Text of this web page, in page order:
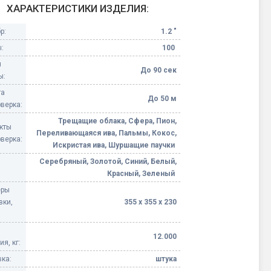
Небесные фонарики
Оборудование для
Елочные гирлянды
Фейерверк-шоу
ХАРАКТЕРИСТИКИ ИЗДЕЛИЯ:
1.2 "
100
До 90 сек
До 50 м
Трещащие облака, Сфера, Пион,
Переливающаяся ива, Пальмы, Кокос,
Искристая ива, Шуршащие паучки
Серебряный, Золотой, Синий, Белый,
Красный, Зеленый
355 х 355 х 230
кг:
12.000
штука